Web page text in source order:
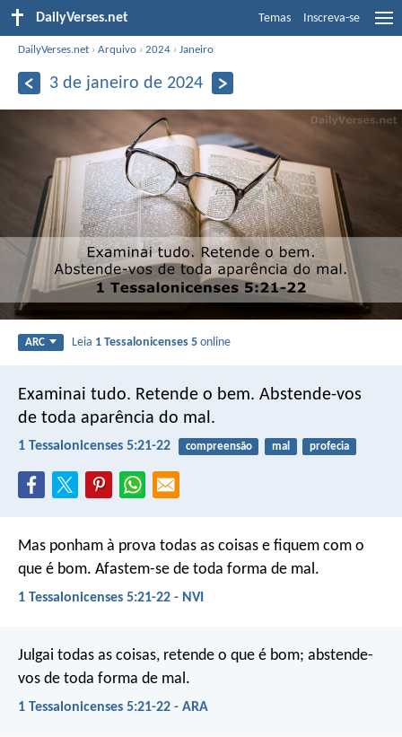
DailyVerses.net Temas Inscreva-se
DailyVerses.net ›Arquivo ›2024 ›Janeiro
3 de janeiro de 2024
ARC Leia 1 Tessalonicenses 5 online
Examinai tudo. Retende o bem. Abstende-vos
de toda aparência do mal.
1 Tessalonicenses 5:21-22 compreensão mal profecia
Mas ponham à prova todas as coisas e fiquem com o
que é bom. Afastem-se de toda forma de mal.
1 Tessalonicenses 5:21-22 - NVI
Julgai todas as coisas, retende o que é bom; abstende-
vos de toda forma de mal.
1 Tessalonicenses 5:21-22 - ARA